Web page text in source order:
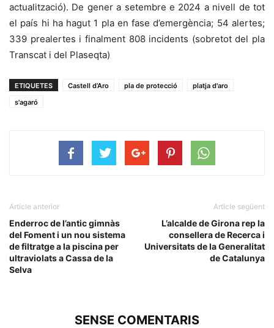
actualització). De gener a setembre e 2024 a nivell de tot
el país hi ha hagut 1 pla en fase d’emergència; 54 alertes;
339 prealertes i finalment 808 incidents (sobretot del pla
Transcat i del Plaseqta)
ETIQUETES Castell d’Aro pla de protecció
platja d'aro
s'agaró
Article anterior
Enderroc de l’antic gimnàs
del Foment i un nou sistema
de filtratge a la piscina per
ultraviolats a Cassa de la
Selva
Article següent
L’alcalde de Girona rep la
consellera de Recerca i
Universitats de la Generalitat
de Catalunya
SENSE COMENTARIS